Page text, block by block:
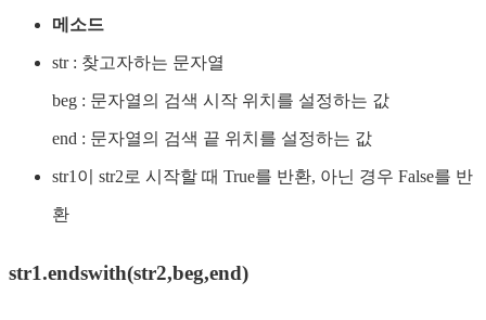
메소드
str : 찾고자하는 문자열
beg : 문자열의 검색 시작 위치를 설정하는 값
end : 문자열의 검색 끝 위치를 설정하는 값
str1이 str2로 시작할 때 True를 반환, 아닌 경우 False를 반
환
str1.endswith(str2,beg,end)